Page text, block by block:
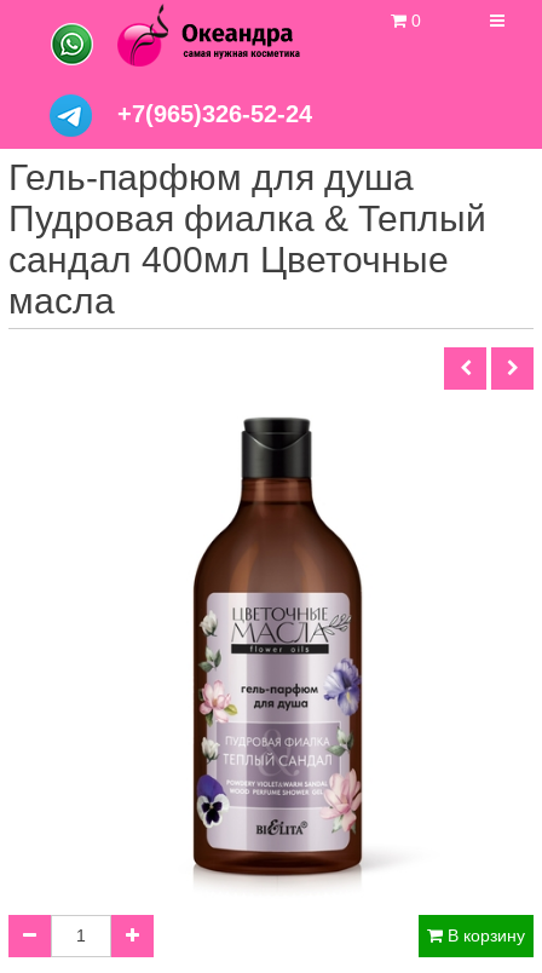
+7(965)326-52-24
0
Гель-парфюм для душа
Пудровая фиалка & Теплый
сандал 400мл Цветочные
масла
В корзину